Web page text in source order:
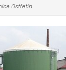
Ostřetín